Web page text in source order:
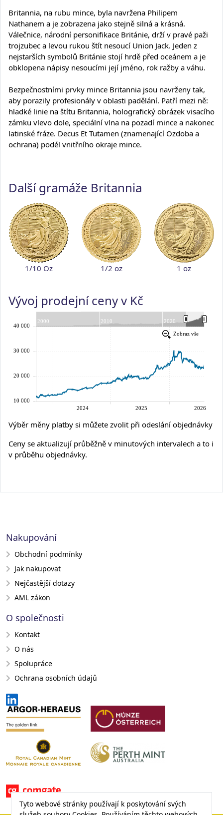
Britannia, na rubu mince, byla navržena Philipem
Nathanem a je zobrazena jako stejně silná a krásná.
Válečnice, národní personifikace Británie, drží v pravé paži
trojzubec a levou rukou štít nesoucí Union Jack. Jeden z
nejstarších symbolů Británie stojí hrdě před oceánem a je
obklopena nápisy nesoucími její jméno, rok ražby a váhu.
Bezpečnostními prvky mince Britannia jsou navrženy tak,
aby porazily profesionály v oblasti padělání. Patří mezi ně:
hladké linie na štítu Britannia, holografický obrázek visacího
zámku vlevo dole, speciální vlna na pozadí mince a nakonec
latinské fráze. Decus Et Tutamen (znamenající Ozdoba a
ochrana) podél vnitřního okraje mince.
Další gramáže Britannia
1/10 Oz 1/2 oz 1 oz
Vývoj prodejní ceny v Kč
Výběr měny platby si můžete zvolit při odeslání objednávky
Ceny se aktualizují průběžně v minutových intervalech a to i
v průběhu objednávky.
Tyto webové stránky používají k poskytování svých
Nakupování
Obchodní podmínky
Jak nakupovat
Nejčastější dotazy
AML zákon
O společnosti
Kontakt
O nás
Spolupráce
Ochrana osobních údajů